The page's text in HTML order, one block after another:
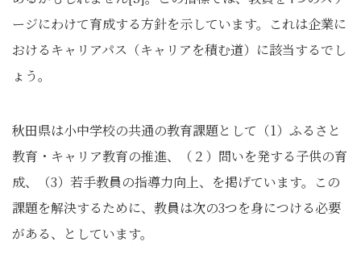
ージにわけて育成する方針を示しています。これは企業に
おけるキャリアパス（キャリアを積む道）に該当するでし
ょう。
秋田県は小中学校の共通の教育課題として（1）ふるさと
教育・キャリア教育の推進、（２）問いを発する子供の育
成、（3）若手教員の指導力向上、を掲げています。この
課題を解決するために、教員は次の3つを身につける必要
がある、としています。